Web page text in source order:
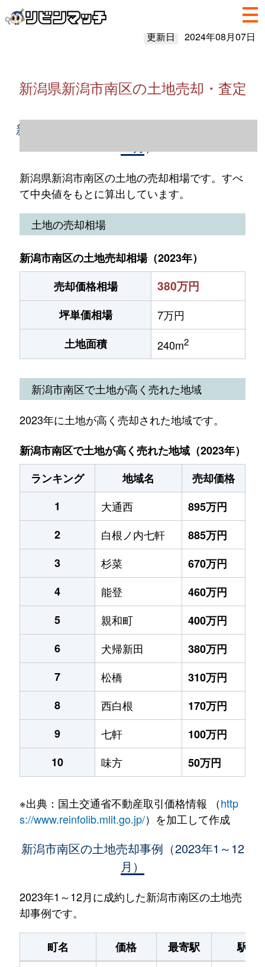
更新日 2024年08月07日
新潟県新潟市南区の土地売却・査定
新潟県新潟市南区の土地売却情報（2023年1
新潟県新潟市南区の土地の売却相場です。すべ
て中央値をもとに算出しています。
土地の売却相場
新潟市南区の土地売却相場（2023年）
売却価格相場
380万円
坪単価相場
7万円
土地面積
240m2
新潟市南区で土地が高く売れた地域
2023年に土地が高く売却された地域です。
新潟市南区で土地が高く売れた地域（2023年）
ランキング
地域名
売却価格
1
大通西
895万円
2
白根ノ内七軒
885万円
3
杉菜
670万円
4
能登
460万円
5
親和町
400万円
6
犬帰新田
380万円
7
松橋
310万円
8
西白根
170万円
9
七軒
100万円
10
味方 50万円
※出典：国土交通省不動産取引価格情報 （http
s://www.reinfolib.mlit.go.jp/）を加工して作成
新潟市南区の土地売却事例（2023年1～12
月）
2023年1～12月に成約した新潟市南区の土地売
却事例です。
町名 価格 最寄駅
駅徒